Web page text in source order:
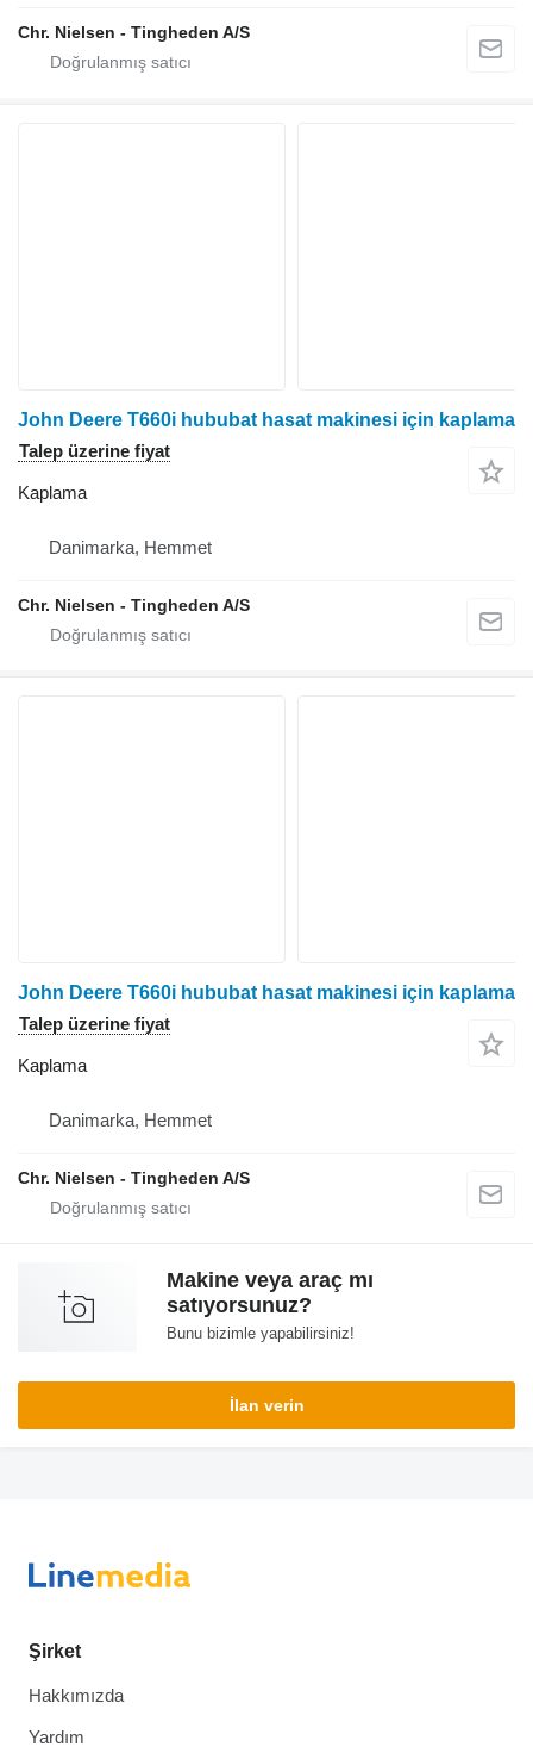
Chr. Nielsen - Tingheden A/S
John Deere T660i hububat hasat makinesi için kaplama
Talep üzerine fiyat
Kaplama
Danimarka, Hemmet
Chr. Nielsen - Tingheden A/S
John Deere T660i hububat hasat makinesi için kaplama
Talep üzerine fiyat
Kaplama
Danimarka, Hemmet
Chr. Nielsen - Tingheden A/S
Makine veya araç mı
satıyorsunuz?
Bunu bizimle yapabilirsiniz!
İlan verin
Şirket
Hakkımızda
Yardım